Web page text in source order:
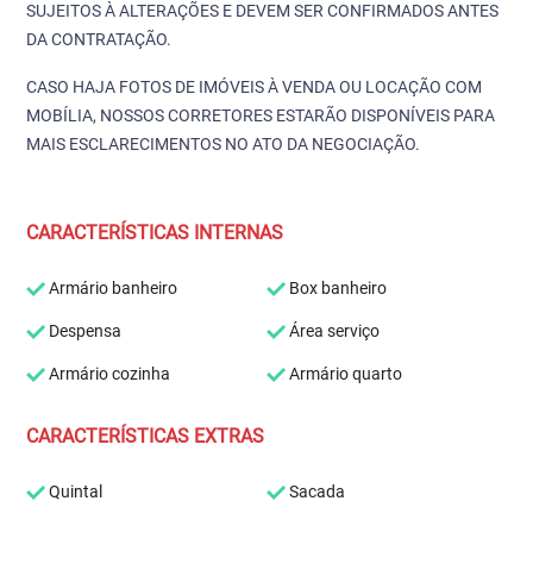
SUJEITOS À ALTERAÇÕES E DEVEM SER CONFIRMADOS ANTES
DA CONTRATAÇÃO.
CASO HAJA FOTOS DE IMÓVEIS À VENDA OU LOCAÇÃO COM
MOBÍLIA, NOSSOS CORRETORES ESTARÃO DISPONÍVEIS PARA
MAIS ESCLARECIMENTOS NO ATO DA NEGOCIAÇÃO.
CARACTERÍSTICAS INTERNAS
Armário banheiro Box banheiro
Despensa Área serviço
Armário cozinha Armário quarto
CARACTERÍSTICAS EXTRAS
Quintal Sacada